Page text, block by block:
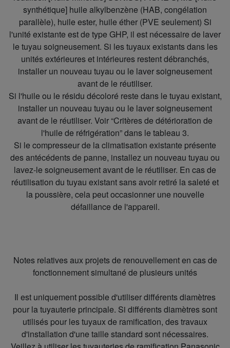
synthétique] huile alkylbenzène (HAB, congélation
parallèle), huile ester, huile éther (PVE seulement) Si
l'unité existante est de type GHP, il est nécessaire de laver
le tuyau soigneusement. Si les tuyaux existants dans les
unités extérieures et intérieures restent débranchés,
installer un nouveau tuyau ou le laver soigneusement
avant de le réutiliser.
Si l'huile ou le résidu décoloré reste dans le tuyau existant,
installer un nouveau tuyau ou le laver soigneusement
avant de le réutiliser. Voir “Critères de détérioration de
l'huile de réfrigération” dans le tableau 3.
Si le compresseur de la climatisation existante présente
des antécédents de panne, installez un nouveau tuyau ou
lavez-le soigneusement avant de le réutiliser. En cas de
réutilisation du tuyau existant sans avoir retiré la saleté et
la poussière, cela peut occasionner une nouvelle
défaillance de l'appareil.
Notes relatives aux projets de renouvellement en cas de
fonctionnement simultané de plusieurs unités
Il est uniquement possible d'utiliser différents diamètres
pour la tuyauterie principale. Si différents diamètres sont
utilisés pour les tuyaux de ramification, des travaux
d'installation d'une taille standard sont nécessaires.